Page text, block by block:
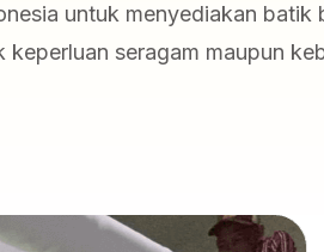
untuk menyediakan batik
keperluan seragam maupun